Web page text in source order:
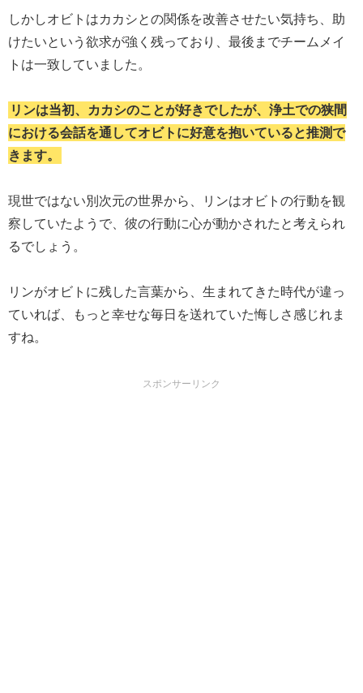
しかしオビトはカカシとの関係を改善させたい気持ち、助
けたいという欲求が強く残っており、最後までチームメイ
トは一致していました。
リンは当初、カカシのことが好きでしたが、浄土での狭間
における会話を通してオビトに好意を抱いていると推測で
きます。
現世ではない別次元の世界から、リンはオビトの行動を観
察していたようで、彼の行動に心が動かされたと考えられ
るでしょう。
リンがオビトに残した言葉から、生まれてきた時代が違っ
ていれば、もっと幸せな毎日を送れていた悔しさ感じれま
すね。
スポンサーリンク